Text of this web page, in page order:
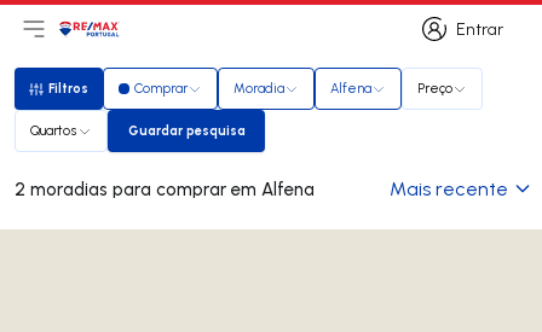
Entrar
Entrar
Abri menu principal
LogoIr para página inicial
Filtros
Filtros Comprar Moradia Alfena Preço
Quartos Guardar pesquisa
Guardar pesquisa
2 moradias para comprar em Alfena Mais recente